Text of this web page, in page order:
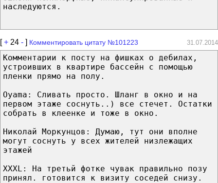
наследуются.
[+ 24 - ] Комментировать цитату №101223 31.07.2014
Комментарии к посту на фишках о дебилах,
устроивших в квартире бассейн с помощью
пленки прямо на полу.
Oyama: Сливать просто. Шланг в окно и на
первом этаже соснуть..) все стечет. Остатки
собрать в клеенке и тоже в окно.
Николай Моркунцов: Думаю, тут они вполне
могут соснуть у всех жителей низлежащих
этажей
XXXL: На третьй фотке чувак правильно позу
принял. готовится к визиту соседей снизу.